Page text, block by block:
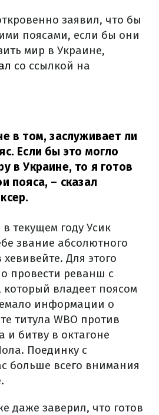
заявил, что бы
поясами, если бы они
мир в Украине,
со ссылкой на
в том, заслуживает ли
Если бы это могло
в Украине, то я готов
пояса, – сказал
текущем году Усик
звание абсолютного
Для этого
провести реванш с
владеет поясом
информации о
титула WBO против
битву в октагоне
Поединку с
больше всего внимания
даже заверил, что готов